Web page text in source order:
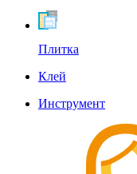
Плитка
Клей
Инструмент